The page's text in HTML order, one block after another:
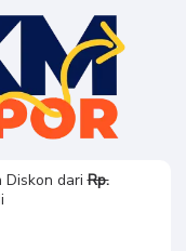
Diskon dariRp.